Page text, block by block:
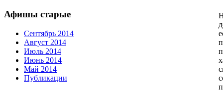
Афишы старые
Сентябрь 2014
Август 2014
Июль 2014
Июнь 2014
Май 2014
Публикации